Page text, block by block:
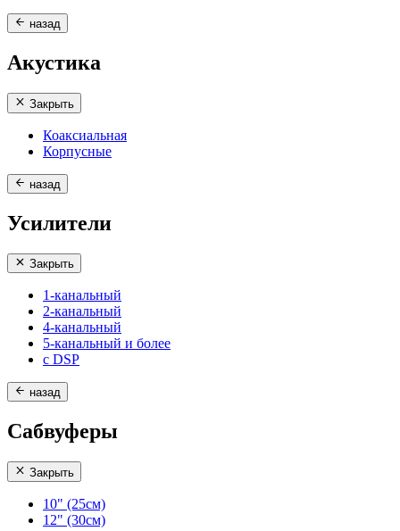
назад
Акустика
Закрыть
Коаксиальная
Корпусные
назад
Усилители
Закрыть
1-канальный
2-канальный
4-канальный
5-канальный и более
с DSP
назад
Сабвуферы
Закрыть
10" (25см)
12" (30см)